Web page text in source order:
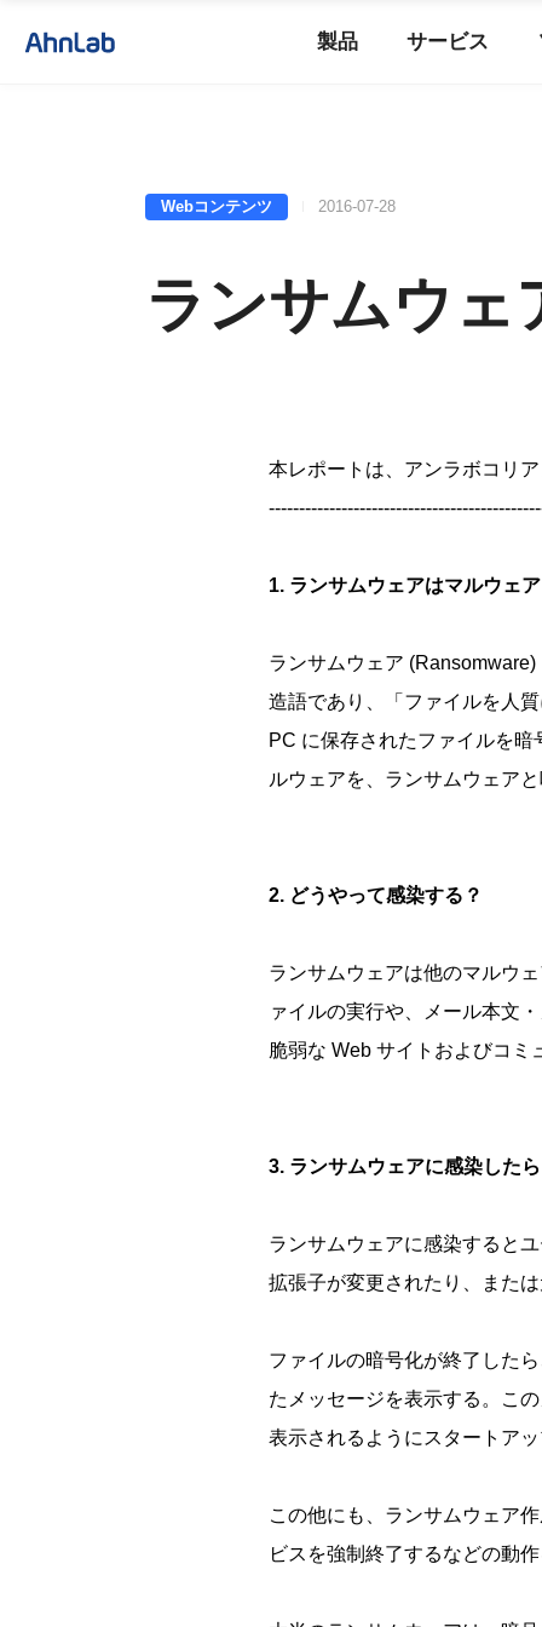
製品 サービス
Webコンテンツ 2016-07-28
ランサムウェ
本レポートは、アンラボコリ
1. ランサムウェアはマルウェ
ランサムウェア
造語であり、「ファイルを人
PC に保存されたファイルを
ルウェアを、ランサムウェア
2. どうやって感染する？
ランサムウェアは他のマルウ
ァイルの実行や、メール本文
脆弱な Web サイトおよびコ
3. ランサムウェアに感染した
ランサムウェアに感染すると
拡張子が変更されたり、また
ファイルの暗号化が終了した
たメッセージを表示する。こ
表示されるようにスタートア
この他にも、ランサムウェア
ビスを強制終了するなどの動